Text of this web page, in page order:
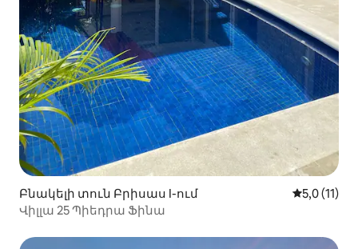
Բնակելի տուն Բրիսաս I-ում Միջին
5,0 (11)
Վիլլա 25 Պիեդրա Ֆինա